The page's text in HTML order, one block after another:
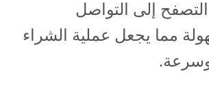
التصفح إلى التواصل
مما يجعل عملية الشراء
وسرعة.